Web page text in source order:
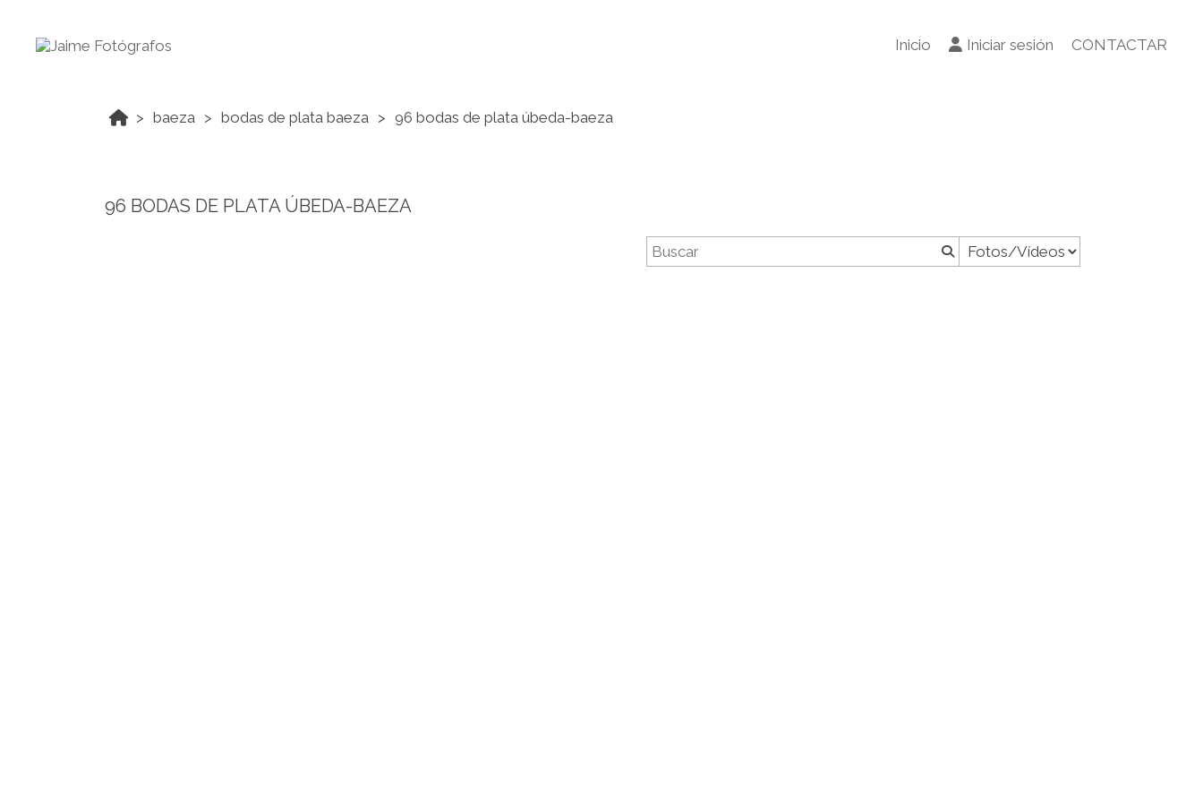
Inicio Iniciar sesión CONTACTAR
baeza bodas de plata baeza 96 bodas de plata úbeda-baeza
96 BODAS DE PLATA ÚBEDA-BAEZA